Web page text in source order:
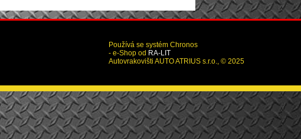
Používá se systém Chronos
- e-Shop od RA-LIT
Autovrakovišti AUTO ATRIUS s.r.o., © 2025